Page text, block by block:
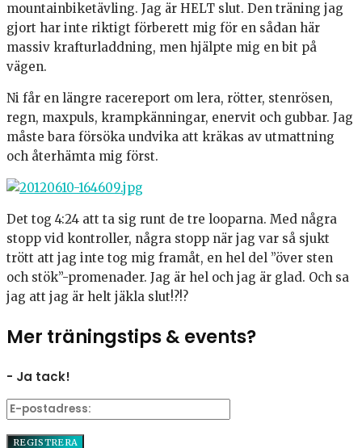
mountainbiketävling. Jag är HELT slut. Den träning jag
gjort har inte riktigt förberett mig för en sådan här
massiv krafturladdning, men hjälpte mig en bit på
vägen.
Ni får en längre racereport om lera, rötter, stenrösen,
regn, maxpuls, krampkänningar, enervit och gubbar. Jag
måste bara försöka undvika att kräkas av utmattning
och återhämta mig först.
Det tog 4:24 att ta sig runt de tre looparna. Med några
stopp vid kontroller, några stopp när jag var så sjukt
trött att jag inte tog mig framåt, en hel del ”över sten
och stök”-promenader. Jag är hel och jag är glad. Och sa
jag att jag är helt jäkla slut!?!?
Mer träningstips & events?
- Ja tack!